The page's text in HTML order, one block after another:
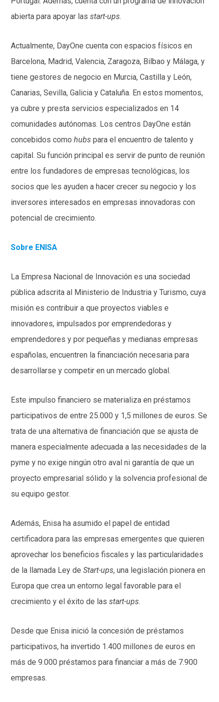
abierta para apoyar lasstart-ups.
Actualmente, DayOne cuenta con espacios físicos en
Barcelona, Madrid, Valencia, Zaragoza, Bilbao y Málaga, y
tiene gestores de negocio en Murcia, Castilla y León,
Canarias, Sevilla, Galicia y Cataluña. En estos momentos,
ya cubre y presta servicios especializados en 14
comunidades autónomas. Los centros DayOne están
concebidos comohubspara el encuentro de talento y
capital. Su función principal es servir de punto de reunión
entre los fundadores de empresas tecnológicas, los
socios que les ayuden a hacer crecer su negocio y los
inversores interesados en empresas innovadoras con
potencial de crecimiento.
Sobre ENISA
La Empresa Nacional de Innovación es una sociedad
pública adscrita al Ministerio de Industria y Turismo, cuya
misión es contribuir a que proyectos viables e
innovadores, impulsados por emprendedoras y
emprendedores y por pequeñas y medianas empresas
españolas, encuentren la financiación necesaria para
desarrollarse y competir en un mercado global.
Este impulso financiero se materializa en préstamos
participativos de entre 25.000 y 1,5 millones de euros. Se
trata de una alternativa de financiación que se ajusta de
manera especialmente adecuada a las necesidades de la
pyme y no exige ningún otro aval ni garantía de que un
proyecto empresarial sólido y la solvencia profesional de
su equipo gestor.
Además, Enisa ha asumido el papel de entidad
certificadora para las empresas emergentes que quieren
aprovechar los beneficios fiscales y las particularidades
de la llamada Ley deStart-ups, una legislación pionera en
Europa que crea un entorno legal favorable para el
crecimiento y el éxito de las start-ups.
Desde que Enisa inició la concesión de préstamos
participativos, ha invertido 1.400 millones de euros en
más de 9.000 préstamos para financiar a más de 7.900
empresas.